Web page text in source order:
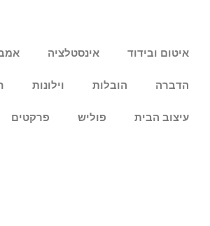
איטום ובידוד אינסטלציה
הדברה הובלות וילונות
עיצוב הבית פוליש פרקטים